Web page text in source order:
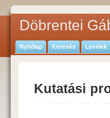
Döbrentei
Nyitólap Keresés Levelek
Kutatási